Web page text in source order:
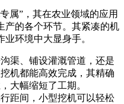
属”，其在农业领域的应用
产的各个环节。其紧凑的机
环境中大显身手。
渠、铺设灌溉管道，还是
机都能高效完成，其精确
大幅缩短了工期。
距间，小型挖机可以轻松